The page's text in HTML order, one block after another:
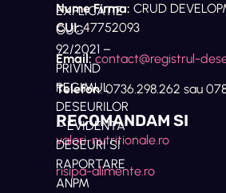
EXPLICATIE
OUG
92/2021 –
PRIVIND
REGIMUL
DESEURILOR
– EVIDENTA
DESEURI SI
RAPORTARE
ANPM
Nume Firma: CRUD
CUI:47752093
Email:contact@registrul-
Telefon: 0736.298.262 sau
RECOMANDAM SI
valori-nutritionale.ro
risipa-alimente.ro